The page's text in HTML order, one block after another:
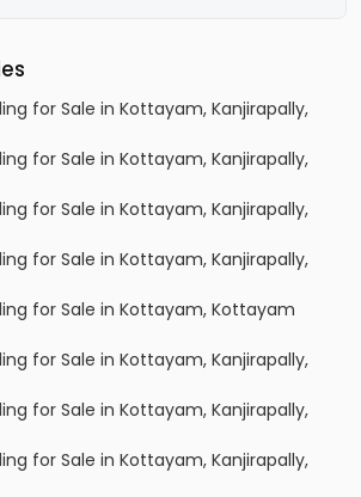
for Sale in Kottayam, Kanjirapally,
for Sale in Kottayam, Kanjirapally,
for Sale in Kottayam, Kanjirapally,
for Sale in Kottayam, Kanjirapally,
for Sale in Kottayam, Kottayam
for Sale in Kottayam, Kanjirapally,
for Sale in Kottayam, Kanjirapally,
for Sale in Kottayam, Kanjirapally,